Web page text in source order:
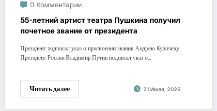
0 Комментарии
55-летний артист театра Пушкина получил
почетное звание от президента
Президент подписал указ о присвоении звания Андрею Кузичеву
Президент России Владимир Путин подписал указ о…
Читать далее 21 Июля, 2026